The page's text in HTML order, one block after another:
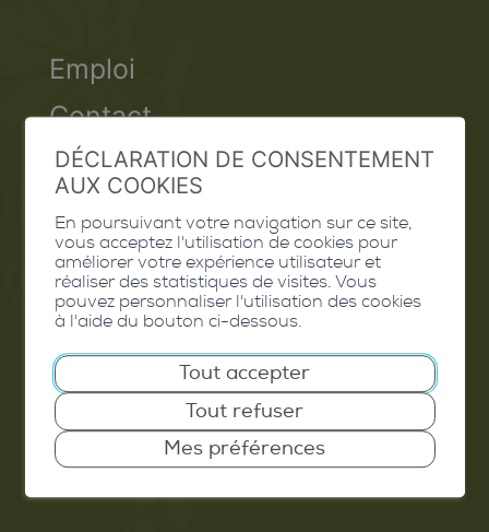
Emploi
Contact
Extranet
Valais Excellence
Commune de Conthey
Route de Savoie 54
1975 St-Séverin
T. 027 345 45 45
info@conthey.ch
DÉCLARATION DE CONSENTEMENT
AUX COOKIES
En poursuivant votre navigation sur ce site,
vous acceptez l'utilisation de cookies pour
améliorer votre expérience utilisateur et
réaliser des statistiques de visites. Vous
pouvez personnaliser l'utilisation des cookies
à l'aide du bouton ci-dessous.
Tout accepter
Tout refuser
Mes préférences